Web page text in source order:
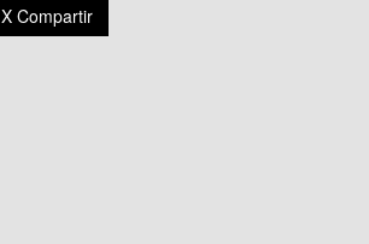
X Compartir